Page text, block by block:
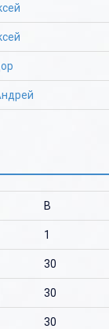
B
1
30
30
30